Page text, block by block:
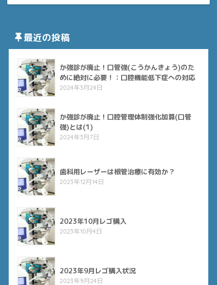
最近の投稿
か強診が廃止！口管強(こうかんきょう)のた
めに絶対に必要！：口腔機能低下症への対応
2024年3月24日
か強診が廃止！口腔管理体制強化加算(口管
強)とは(1)
2024年3月7日
歯科用レーザーは根管治療に有効か？
2023年12月14日
2023年10月レゴ購入
2023年10月4日
2023年9月レゴ購入状況
2023年9月24日